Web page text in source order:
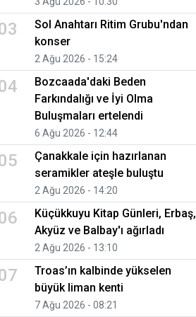
Sol Anahtarı Ritim Grubu'ndan
konser
2 Ağu 2026 - 15:24
Bozcaada'daki Beden
Farkındalığı ve İyi Olma
Buluşmaları ertelendi
6 Ağu 2026 - 12:44
Çanakkale için hazırlanan
seramikler ateşle buluştu
2 Ağu 2026 - 14:20
Küçükkuyu Kitap Günleri, Erbaş,
Akyüz ve Balbay'ı ağırladı
2 Ağu 2026 - 13:10
Troas’ın kalbinde yükselen
büyük liman kenti
7 Ağu 2026 - 08:21